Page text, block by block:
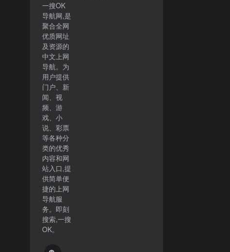
一搜OK
导航网,是
聚合全网
优质网址
及资源的
中文上网
导航。为
用户提供
门户、新
闻、视
频、游
戏、小
说、彩票
等各种分
类的优秀
内容和网
站入口,提
供简单便
捷的上网
导航服
务。即刻
搜索,一搜
OK。